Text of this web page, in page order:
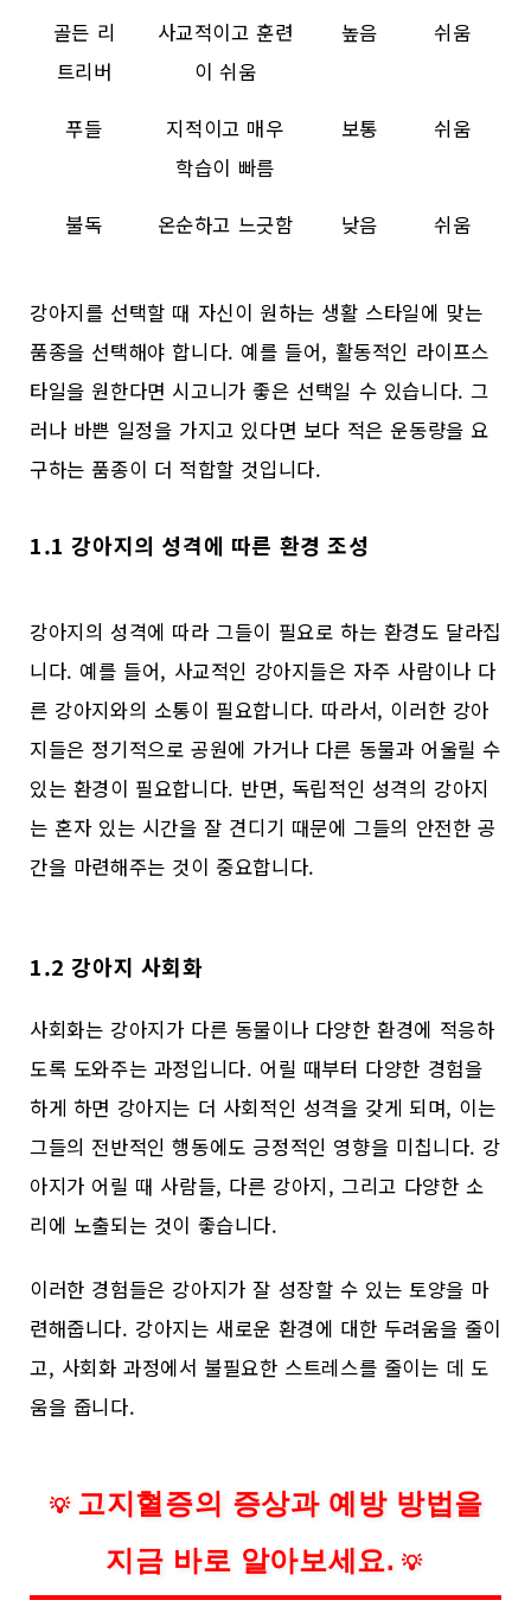
골든 리
트리버
사교적이고 훈련
이 쉬움
높음 쉬움
푸들
지적이고 매우
학습이 빠름
보통 쉬움
불독 온순하고 느긋함 낮음 쉬움
강아지를 선택할 때 자신이 원하는 생활 스타일에 맞는
품종을 선택해야 합니다. 예를 들어, 활동적인 라이프스
타일을 원한다면 시고니가 좋은 선택일 수 있습니다. 그
러나 바쁜 일정을 가지고 있다면 보다 적은 운동량을 요
구하는 품종이 더 적합할 것입니다.
1.1 강아지의 성격에 따른 환경 조성
강아지의 성격에 따라 그들이 필요로 하는 환경도 달라집
니다. 예를 들어, 사교적인 강아지들은 자주 사람이나 다
른 강아지와의 소통이 필요합니다. 따라서, 이러한 강아
지들은 정기적으로 공원에 가거나 다른 동물과 어울릴 수
있는 환경이 필요합니다. 반면, 독립적인 성격의 강아지
는 혼자 있는 시간을 잘 견디기 때문에 그들의 안전한 공
간을 마련해주는 것이 중요합니다.
1.2 강아지 사회화
사회화는 강아지가 다른 동물이나 다양한 환경에 적응하
도록 도와주는 과정입니다. 어릴 때부터 다양한 경험을
하게 하면 강아지는 더 사회적인 성격을 갖게 되며, 이는
그들의 전반적인 행동에도 긍정적인 영향을 미칩니다. 강
아지가 어릴 때 사람들, 다른 강아지, 그리고 다양한 소
리에 노출되는 것이 좋습니다.
이러한 경험들은 강아지가 잘 성장할 수 있는 토양을 마
련해줍니다. 강아지는 새로운 환경에 대한 두려움을 줄이
고, 사회화 과정에서 불필요한 스트레스를 줄이는 데 도
움을 줍니다.
💡 고지혈증의 증상과 예방 방법을
지금 바로 알아보세요. 💡